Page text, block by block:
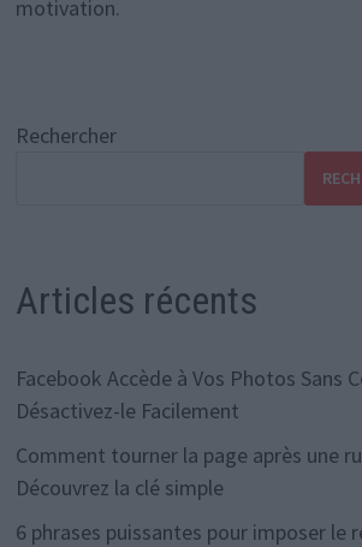
motivation.
Rechercher
Articles récents
Facebook Accède à Vos Photos Sans
Désactivez-le Facilement
Comment tourner la page après une
Découvrez la clé simple
6 phrases puissantes pour imposer le